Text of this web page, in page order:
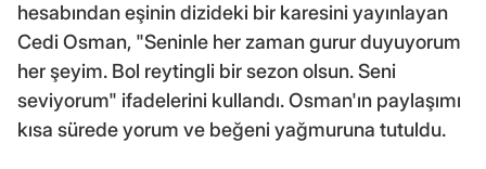
hesabından eşinin dizideki bir karesini yayınlayan
Cedi Osman, "Seninle her zaman gurur duyuyorum
her şeyim. Bol reytingli bir sezon olsun. Seni
seviyorum" ifadelerini kullandı. Osman'ın paylaşımı
kısa sürede yorum ve beğeni yağmuruna tutuldu.